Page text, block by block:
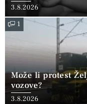
3.8.2026
1
Može li protest
vozove?
3.8.2026